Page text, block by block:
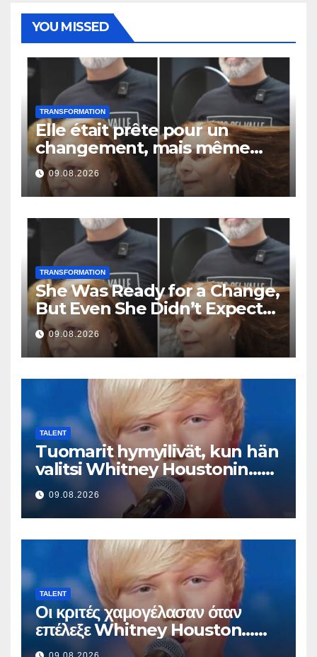
YOU MISSED
TRANSFORMATION
Elle était prête pour un
changement, mais même
elle ne s’attendait pas à ce
résultat
09.08.2026
TRANSFORMATION
She Was Ready for a Change,
But Even She Didn’t Expect
This Result
09.08.2026
TALENT
Tuomarit hymyilivät, kun hän
valitsi Whitney Houstonin…
Sitten hän alkoi laulaa
09.08.2026
TALENT
Οι κριτές χαμογέλασαν όταν
επέλεξε Whitney Houston…
Μετά άρχισε να τραγουδά